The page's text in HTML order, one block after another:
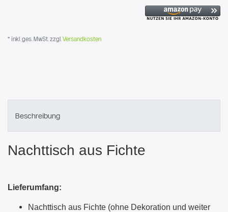
* inkl. ges. MwSt. zzgl. Versandkosten
Beschreibung
Nachttisch aus Fichte
Lieferumfang:
Nachttisch aus Fichte (ohne Dekoration und weiter